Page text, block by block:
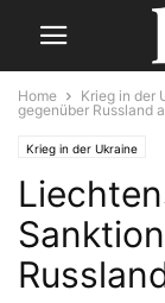
Home Krieg in der
gegenüber Russland
Krieg in der Ukraine